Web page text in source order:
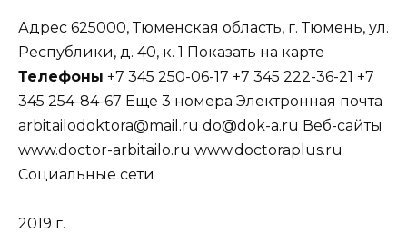
Адрес 625000, Тюменская область, г. Тюмень, ул.
Республики, д. 40, к. 1 Показать на карте
Телефоны +7 345 250-06-17 +7 345 222-36-21 +7
345 254-84-67 Еще 3 номера Электронная почта
arbitailodoktora@mail.ru do@dok-a.ru Веб-сайты
www.doctor-arbitailo.ru www.doctoraplus.ru
Cоциальные сети
2019 г.